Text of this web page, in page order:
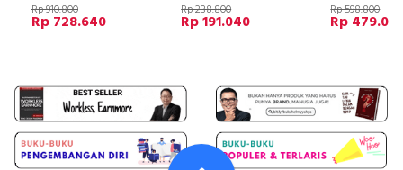
Rp 910.800
Rp 728.640
Rp 238.800
Rp 191.040
Rp 598.800
Rp